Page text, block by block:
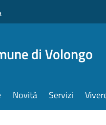
di Volongo
Novità Servizi